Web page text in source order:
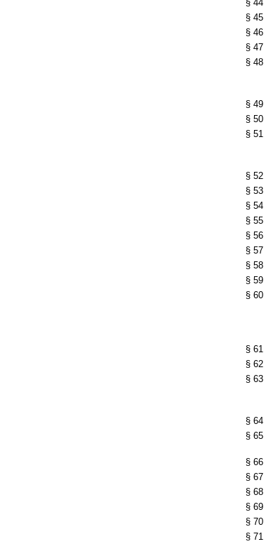
§ 44
§ 45
§ 46
§ 47
§ 48
§ 49
§ 50
§ 51
§ 52
§ 53
§ 54
§ 55
§ 56
§ 57
§ 58
§ 59
§ 60
§ 61
§ 62
§ 63
§ 64
§ 65
§ 66
§ 67
§ 68
§ 69
§ 70
§ 71